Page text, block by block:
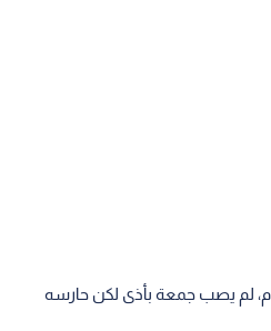
لم يصب جمعة بأذى لكن حارسه